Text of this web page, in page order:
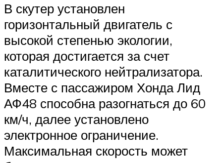
В скутер установлен
горизонтальный двигатель с
высокой степенью экологии,
которая достигается за счет
каталитического нейтрализатора.
Вместе с пассажиром Хонда Лид
АФ48 способна разогнаться до 60
км/ч, далее установлено
электронное ограничение.
Максимальная скорость может